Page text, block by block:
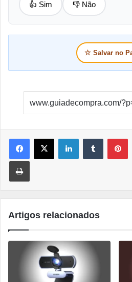
👍 Sim 👎 Não
☆ Salvar no
LinkedinTumblr
Imprimir
Artigos relacionados